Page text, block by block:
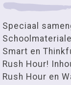
Speciaal
Smart en
Rush Hour!
Rush Hour en